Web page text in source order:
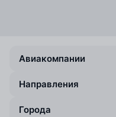
Авиакомпании
Направления
Города